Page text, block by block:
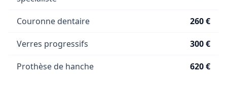
Couronne dentaire 260 €
Verres progressifs 300 €
Prothèse de hanche 620 €